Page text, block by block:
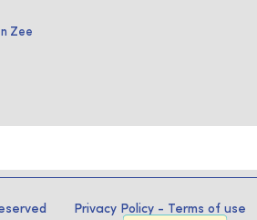
Zee
Privacy Policy - Terms of use